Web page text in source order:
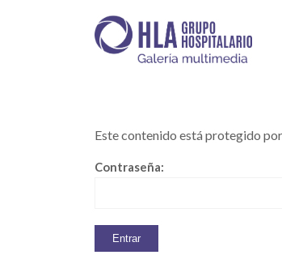
Este contenido está protegido
Contraseña: